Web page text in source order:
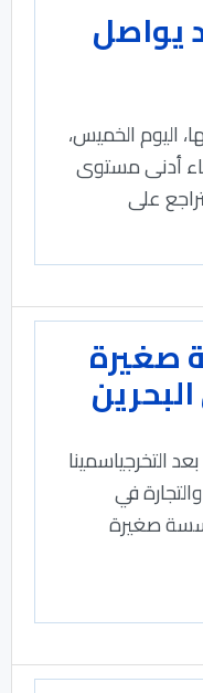
يواصل
اليوم الخميس،
أدنى مستوى
صغيرة
التخرجياسمينا
في
أن 1170 مؤسسة صغيرة